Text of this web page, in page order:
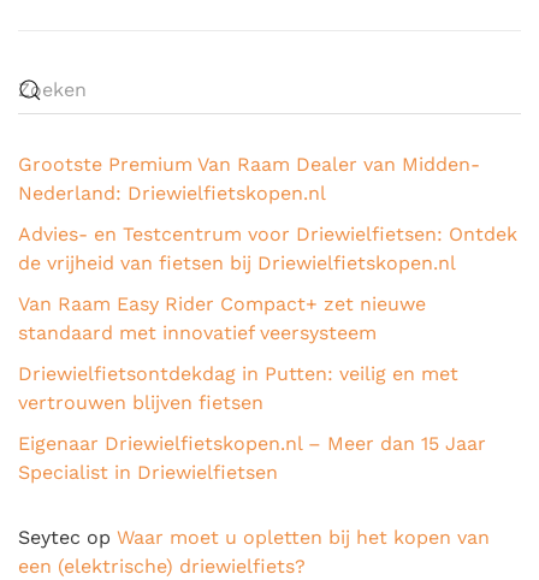
Grootste Premium Van Raam Dealer van Midden-
Nederland: Driewielfietskopen.nl
Advies- en Testcentrum voor Driewielfietsen: Ontdek
de vrijheid van fietsen bij Driewielfietskopen.nl
Van Raam Easy Rider Compact+ zet nieuwe
standaard met innovatief veersysteem
Driewielfietsontdekdag in Putten: veilig en met
vertrouwen blijven fietsen
Eigenaar Driewielfietskopen.nl – Meer dan 15 Jaar
Specialist in Driewielfietsen
Seytec op Waar moet u opletten bij het kopen van
een (elektrische) driewielfiets?